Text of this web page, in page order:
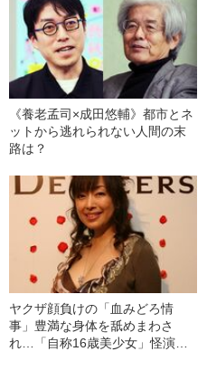
《養老孟司×成田悠輔》都市とネ
ットから逃れられない人間の末
路は？
ヤクザ顔負けの「血みどろ情
事」豊満な身体を舐めまわさ
れ…「自称16歳美少女」怪演